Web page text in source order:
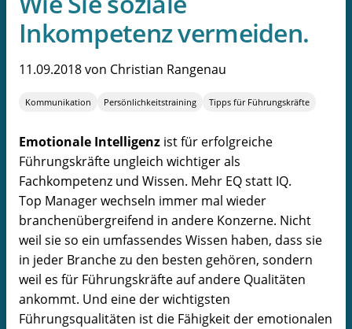
Inkompetenz vermeiden.
11.09.2018von Christian Rangenau
Kommunikation Persönlichkeitstraining Tipps für Führungskräfte
Emotionale Intelligenz ist für erfolgreiche
Führungskräfte ungleich wichtiger als
Fachkompetenz und Wissen. Mehr EQ statt IQ.
Top Manager wechseln immer mal wieder
branchenübergreifend in andere Konzerne. Nicht
weil sie so ein umfassendes Wissen haben, dass sie
in jeder Branche zu den besten gehören, sondern
weil es für Führungskräfte auf andere Qualitäten
ankommt. Und eine der wichtigsten
Führungsqualitäten ist die Fähigkeit der emotionalen